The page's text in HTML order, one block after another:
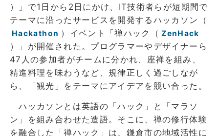
）」で1日から2日にかけ、IT技術者らが短期間で
テーマに沿ったサービスを開発するハッカソン（
Hackathon ）イベント「禅ハック（ ZenHack
）」が開催された。プログラマーやデザイナーら
47人の参加者がチームに分かれ、座禅を組み、
精進料理を味わうなど、規律正しく過ごしなが
ら、「観光」をテーマにアイデアを競い合った。
ハッカソンとは英語の「ハック」と「マラソ
ン」を組み合わせた造語。そこに、禅の修行体験
を融合した「禅ハック」は、鎌倉市の地域活性に